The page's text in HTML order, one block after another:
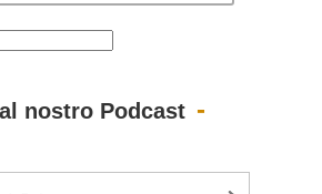
nostro Podcast